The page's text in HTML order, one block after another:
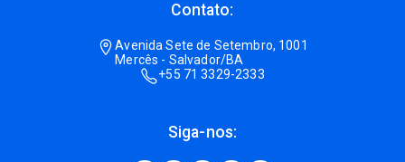
Contato:
Avenida Sete de Setembro, 1001
Mercês - Salvador/BA
+55 71 3329-2333
Siga-nos: